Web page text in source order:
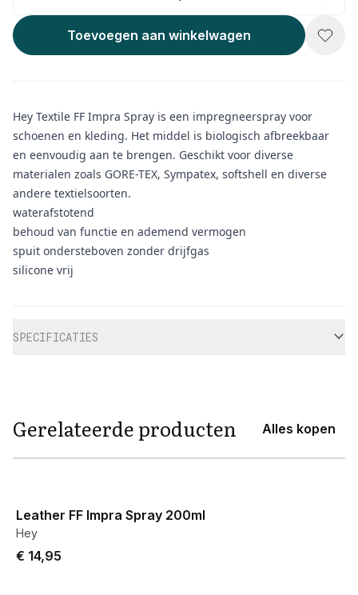
Toevoegen aan winkelwagen
Hey Textile FF Impra Spray is een impregneerspray voor
schoenen en kleding. Het middel is biologisch afbreekbaar
en eenvoudig aan te brengen. Geschikt voor diverse
materialen zoals GORE-TEX, Sympatex, softshell en diverse
andere textielsoorten.
waterafstotend
behoud van functie en ademend vermogen
spuit ondersteboven zonder drijfgas
silicone vrij
SPECIFICATIES
Gerelateerde producten Alles kopen
Leather FF Impra Spray 200ml
Hey
€ 14,95